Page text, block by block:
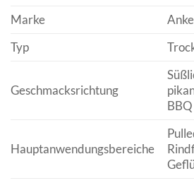
Marke
Typ
Geschmacksrichtung
BBQ
Hauptanwendungsbereiche